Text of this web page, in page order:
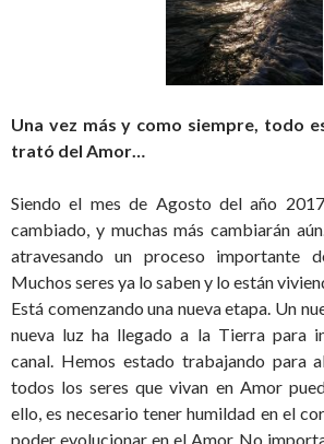
Una vez más y como siempre, todo
trató del Amor…
Siendo el mes de Agosto del año
cambiado, y muchas más cambiarán
atravesando un proceso importante
Muchos seres ya lo saben y lo están
Está comenzando una nueva etapa. Un
nueva luz ha llegado a la Tierra para
canal. Hemos estado trabajando para
todos los seres que vivan en Amor
ello, es necesario tener humildad en el
poder evolucionar en el Amor. No